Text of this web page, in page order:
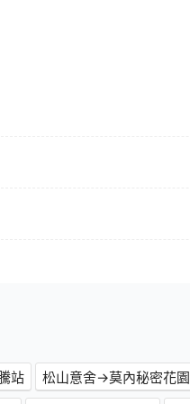
體的費用。
站 松山意舍→莫內秘密花園